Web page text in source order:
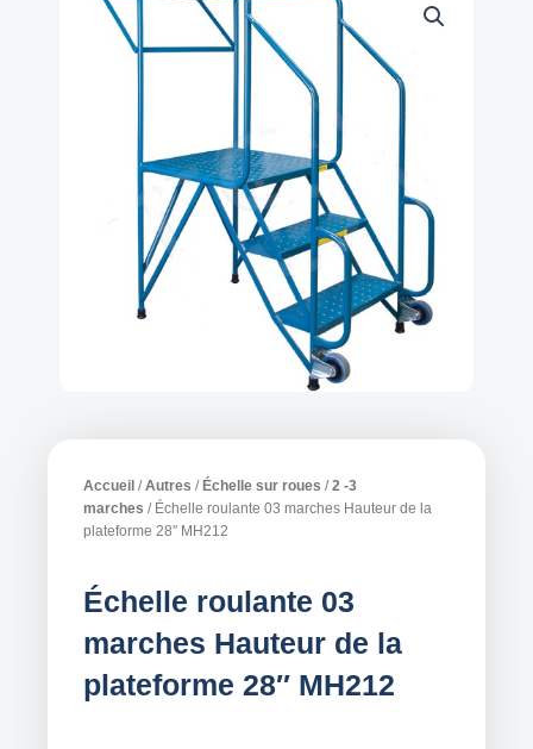
Accueil /Autres / Échelle sur roues /2 -3
marches / Échelle roulante 03 marches Hauteur de la
plateforme 28″ MH212
Échelle roulante 03
marches Hauteur de la
plateforme 28″ MH212